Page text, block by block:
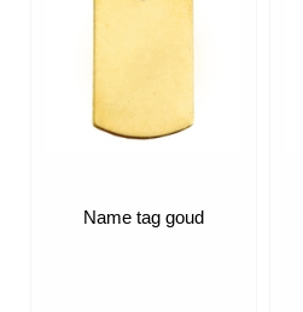
Name tag goud